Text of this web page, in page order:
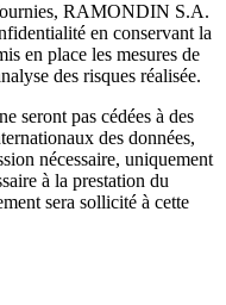
RAMONDIN S.A.
en conservant la
en place les mesures de
des risques réalisée.
seront pas cédées à des
des données,
nécessaire, uniquement
à la prestation du
sera sollicité à cette